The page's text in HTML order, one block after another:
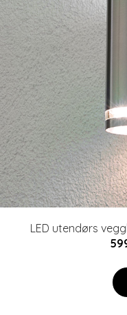
LED utendørs